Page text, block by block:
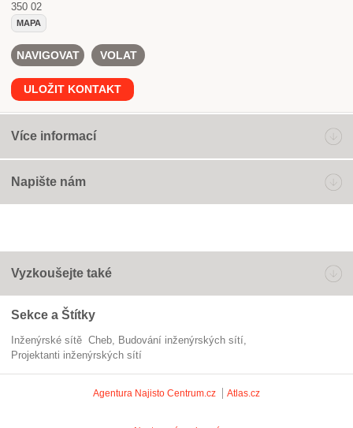
350 02
MAPA
NAVIGOVAT VOLAT
ULOŽIT KONTAKT
Více informací
Napište nám
Vyzkoušejte také
Sekce a Štítky
Inženýrské sítě Cheb
budování inženýrských sítí
projektanti inženýrských sítí
Agentura Najisto Centrum.cz Atlas.cz